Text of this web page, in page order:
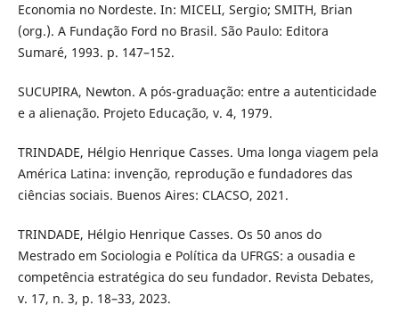
Economia no Nordeste. In: MICELI, Sergio; SMITH, Brian
(org.). A Fundação Ford no Brasil. São Paulo: Editora
Sumaré, 1993. p. 147–152.
SUCUPIRA, Newton. A pós-graduação: entre a autenticidade
e a alienação. Projeto Educação, v. 4, 1979.
TRINDADE, Hélgio Henrique Casses. Uma longa viagem pela
América Latina: invenção, reprodução e fundadores das
ciências sociais. Buenos Aires: CLACSO, 2021.
TRINDADE, Hélgio Henrique Casses. Os 50 anos do
Mestrado em Sociologia e Política da UFRGS: a ousadia e
competência estratégica do seu fundador. Revista Debates,
v. 17, n. 3, p. 18–33, 2023.